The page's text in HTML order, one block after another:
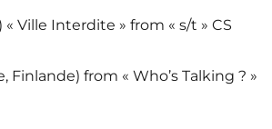
« Ville Interdite » from « s/t » CS
Finlande) from « Who’s Talking ? »